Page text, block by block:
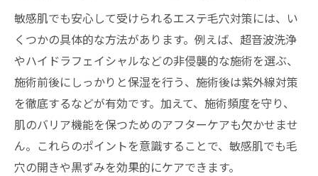
敏感肌でも安心して受けられるエステ毛穴対策には、い
くつかの具体的な方法があります。例えば、超音波洗浄
やハイドラフェイシャルなどの非侵襲的な施術を選ぶ、
施術前後にしっかりと保湿を行う、施術後は紫外線対策
を徹底するなどが有効です。加えて、施術頻度を守り、
肌のバリア機能を保つためのアフターケアも欠かせませ
ん。これらのポイントを意識することで、敏感肌でも毛
穴の開きや黒ずみを効果的にケアできます。